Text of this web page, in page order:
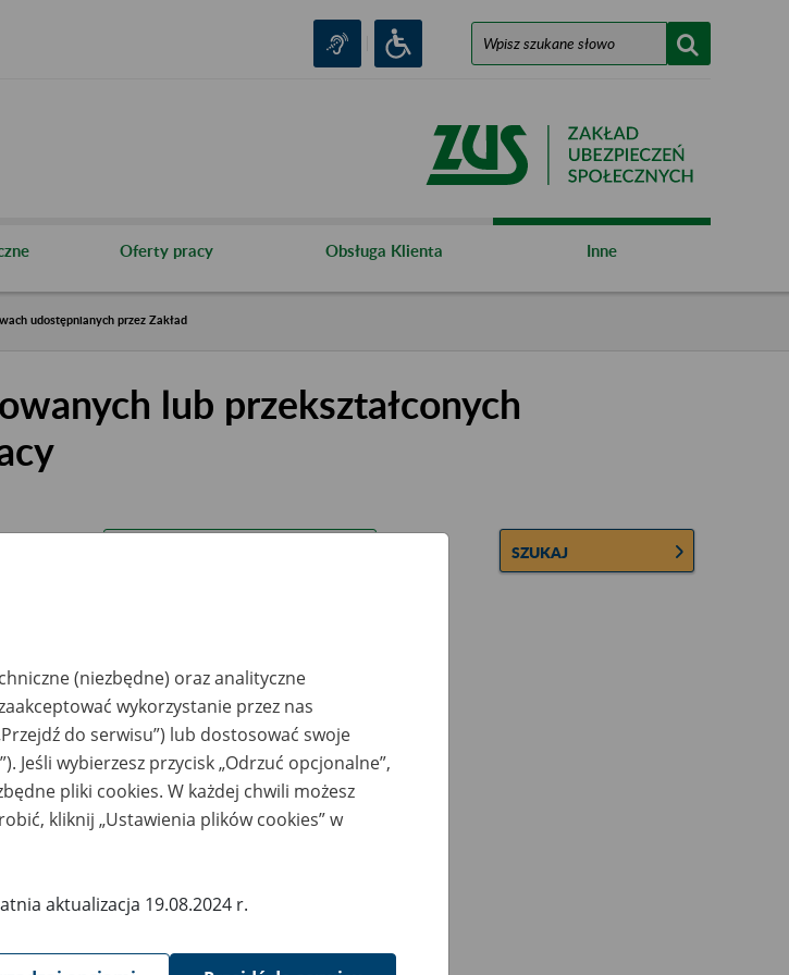
Oferty pracy Obsługa Klienta Inne
udostępnianych przez Zakład
lub przekształconych
SZUKAJ
poprzez
(niezbędne) oraz analityczne
wykorzystanie przez nas
do serwisu”) lub dostosować swoje
Jeśli wybierzesz przycisk „Odrzuć opcjonalne”,
pliki cookies. W każdej chwili możesz
kliknij „Ustawienia plików cookies” w
aktualizacja 19.08.2024 r.